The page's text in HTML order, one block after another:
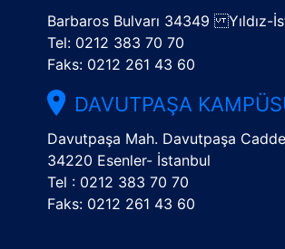
Barbaros Bulvarı 34349 Yıldız-
Tel: 0212 383 70 70
Faks: 0212 261 43 60
DAVUTPAŞA
Davutpaşa Mah. Davutpaşa
34220 Esenler- İstanbul
Tel : 0212 383 70 70
Faks: 0212 261 43 60